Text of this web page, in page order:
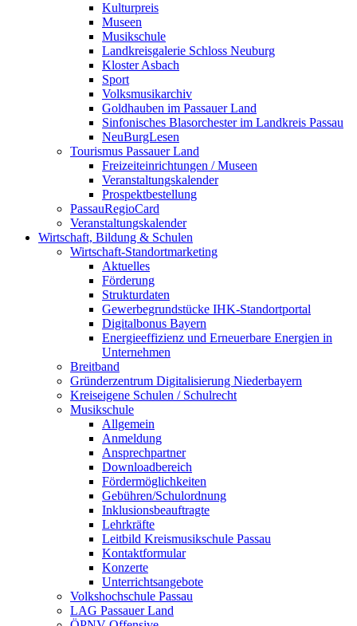
Kulturpreis
Museen
Musikschule
Landkreisgalerie Schloss Neuburg
Kloster Asbach
Sport
Volksmusikarchiv
Goldhauben im Passauer Land
Sinfonisches Blasorchester im Landkreis Passau
NeuBurgLesen
Tourismus Passauer Land
Freizeiteinrichtungen / Museen
Veranstaltungskalender
Prospektbestellung
PassauRegioCard
Veranstaltungskalender
Wirtschaft, Bildung & Schulen
Wirtschaft-Standortmarketing
Aktuelles
Förderung
Strukturdaten
Gewerbegrundstücke IHK-Standortportal
Digitalbonus Bayern
Energieeffizienz und Erneuerbare Energien in
Unternehmen
Breitband
Gründerzentrum Digitalisierung Niederbayern
Kreiseigene Schulen / Schulrecht
Musikschule
Allgemein
Anmeldung
Ansprechpartner
Downloadbereich
Fördermöglichkeiten
Gebühren/Schulordnung
Inklusionsbeauftragte
Lehrkräfte
Leitbild Kreismusikschule Passau
Kontaktformular
Konzerte
Unterrichtsangebote
Volkshochschule Passau
LAG Passauer Land